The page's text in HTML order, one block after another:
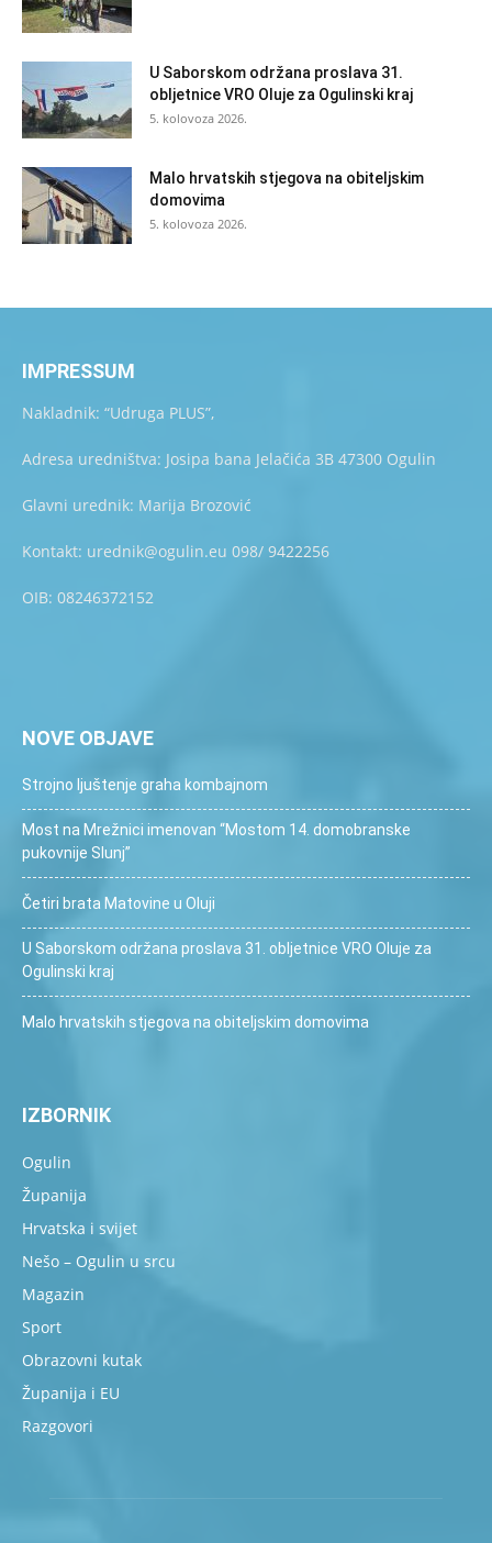
U Saborskom održana proslava 31.
obljetnice VRO Oluje za Ogulinski kraj
5. kolovoza 2026.
Malo hrvatskih stjegova na obiteljskim
domovima
5. kolovoza 2026.
IMPRESSUM
Nakladnik: “Udruga PLUS”,
Adresa uredništva: Josipa bana Jelačića 3B 47300 Ogulin
Glavni urednik: Marija Brozović
Kontakt: urednik@ogulin.eu 098/ 9422256
OIB: 08246372152
NOVE OBJAVE
Strojno ljuštenje graha kombajnom
Most na Mrežnici imenovan “Mostom 14. domobranske
pukovnije Slunj”
Četiri brata Matovine u Oluji
U Saborskom održana proslava 31. obljetnice VRO Oluje za
Ogulinski kraj
Malo hrvatskih stjegova na obiteljskim domovima
IZBORNIK
Ogulin
Županija
Hrvatska i svijet
Nešo – Ogulin u srcu
Magazin
Sport
Obrazovni kutak
Županija i EU
Razgovori